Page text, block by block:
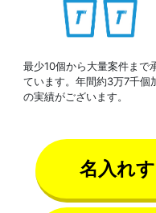
最少10個から大量案件まで
ています。年間約3万7千個
の実績がございます。
名入れ